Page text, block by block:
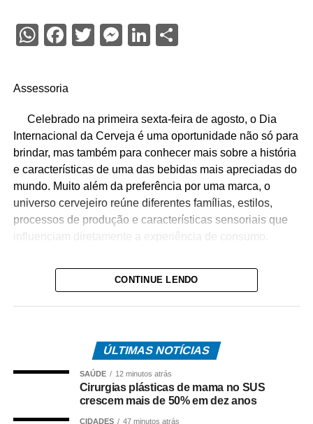
WhatsApp
Facebook
Twitter
Messenger
LinkedIn
Share
Assessoria
Celebrado na primeira sexta-feira de agosto, o Dia
Internacional da Cerveja é uma oportunidade não só para
brindar, mas também para conhecer mais sobre a história
e características de uma das bebidas mais apreciadas do
mundo. Muito além da preferência por uma marca, o
universo cervejeiro reúne diferentes famílias, estilos,
processos de produção e características sensoriais que
influenciam diretamente a experiência de consumo.
O interesse do brasileiro pelo universo cervejeiro
cresceu nos últimos anos, impulsionando a busca por
ainda há dúvidas sobre o que realmente diferencia cada
um deles. Fermentação, intensidade dos aromas, corpo,
amargor e até origem dos estilos ajudam a explicar por
que cada cerveja oferece uma experiência diferente.
CONTINUE LENDO
ÚLTIMAS NOTÍCIAS
SAÚDE 12 minutos atrás
Cirurgias plásticas de mama no SUS
crescem mais de 50% em dez anos
CIDADES 47 minutos atrás